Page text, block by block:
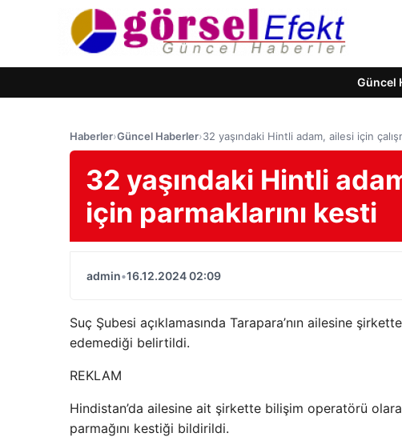
Güncel
Haberler›Güncel Haberler›32 yaşındaki Hintli adam, ailesi için
32 yaşındaki Hintli
için parmaklarını kesti
admin•16.12.2024 02:09
Suç Şubesi açıklamasında Tarapara’nın ailesine
edemediği belirtildi.
REKLAM
Hindistan’da ailesine ait şirkette bilişim operatörü
parmağını kestiği bildirildi.